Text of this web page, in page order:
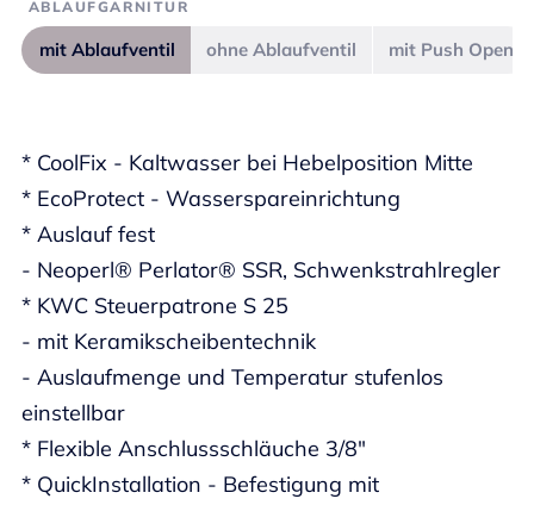
* CoolFix - Kaltwasser bei Hebelposition Mitte
* EcoProtect - Wasserspareinrichtung
* Auslauf fest
- Neoperl® Perlator® SSR, Schwenkstrahlregler
* KWC Steuerpatrone S 25
- mit Keramikscheibentechnik
- Auslaufmenge und Temperatur stufenlos
einstellbar
* Flexible Anschlussschläuche 3/8"
* QuickInstallation - Befestigung mit
ABLAUFGARNITUR
mit Ablaufventil ohne Ablaufventil mit Push Open